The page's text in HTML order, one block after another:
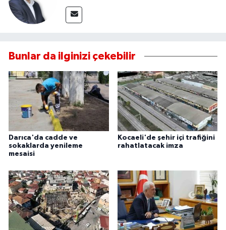
Bunlar da ilginizi çekebilir
Darıca'da cadde ve
sokaklarda yenileme
mesaisi
Kocaeli'de şehir içi trafiğini
rahatlatacak imza